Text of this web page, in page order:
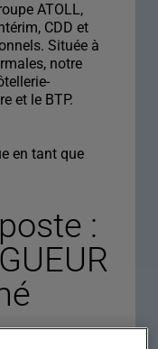
ATOLL,
CDD et
Située à
notre
et le BTP.
en tant que
: